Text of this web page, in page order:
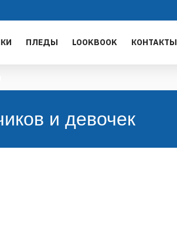
ПЛЕДЫ LOOKBOOK КОНТАКТЫ
и девочек